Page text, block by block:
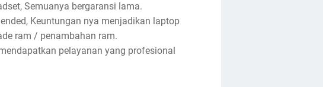
Semuanya bergaransi lama.
Keuntungan nya menjadikan laptop
ram / penambahan ram.
pelayanan yang profesional